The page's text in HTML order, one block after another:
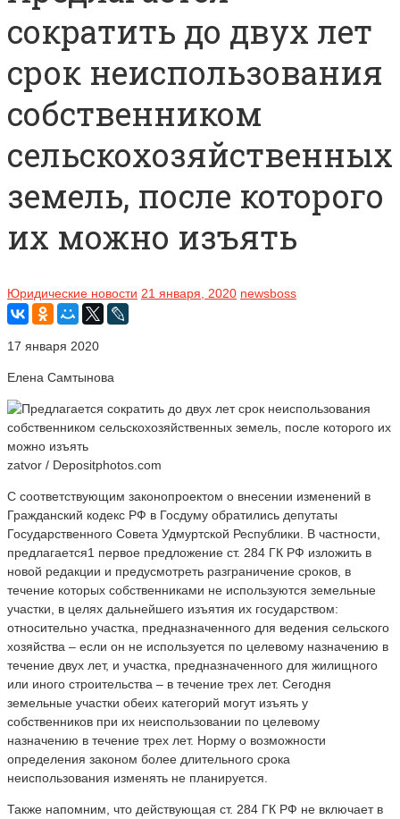
сократить до двух лет
срок неиспользования
собственником
сельскохозяйственных
земель, после которого
их можно изъять
Юридические новости 21 января, 2020 newsboss
17 января 2020
Елена Самтынова
zatvor / Depositphotos.com
С соответствующим законопроектом о внесении изменений в
Гражданский кодекс РФ в Госдуму обратились депутаты
Государственного Совета Удмуртской Республики. В частности,
предлагается1 первое предложение ст. 284 ГК РФ изложить в
новой редакции и предусмотреть разграничение сроков, в
течение которых собственниками не используются земельные
участки, в целях дальнейшего изъятия их государством:
относительно участка, предназначенного для ведения сельского
хозяйства – если он не используется по целевому назначению в
течение двух лет, и участка, предназначенного для жилищного
или иного строительства – в течение трех лет. Сегодня
земельные участки обеих категорий могут изъять у
собственников при их неиспользовании по целевому
назначению в течение трех лет. Норму о возможности
определения законом более длительного срока
неиспользования изменять не планируется.
Также напомним, что действующая ст. 284 ГК РФ не включает в